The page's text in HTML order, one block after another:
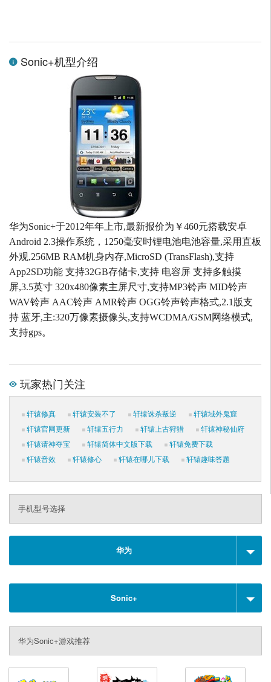
Sonic+机型介绍
华为Sonic+于2012年年上市,最新报价为￥460元搭载安卓
Android 2.3操作系统，1250毫安时锂电池电池容量,采用直板
外观,256MB RAM机身内存,MicroSD (TransFlash),支持
App2SD功能 支持32GB存储卡,支持 电容屏 支持多触摸
屏,3.5英寸 320x480像素主屏尺寸,支持MP3铃声 MID铃声
WAV铃声 AAC铃声 AMR铃声 OGG铃声铃声格式,2.1版支
持 蓝牙,主:320万像素摄像头,支持WCDMA/GSM网络模式,
支持gps。
玩家热门关注
轩辕修真 轩辕安装不了 轩辕诛杀叛逆
轩辕域外鬼窟
轩辕官网更新
轩辕五行力 轩辕上古狩猎
轩辕神秘仙府
轩辕请神夺宝
轩辕简体中文版下载
轩辕免费下载
轩辕音效
轩辕修心 轩辕在哪儿下载 轩辕趣味答题
手机型号选择
华为
Sonic+
华为Sonic+游戏推荐